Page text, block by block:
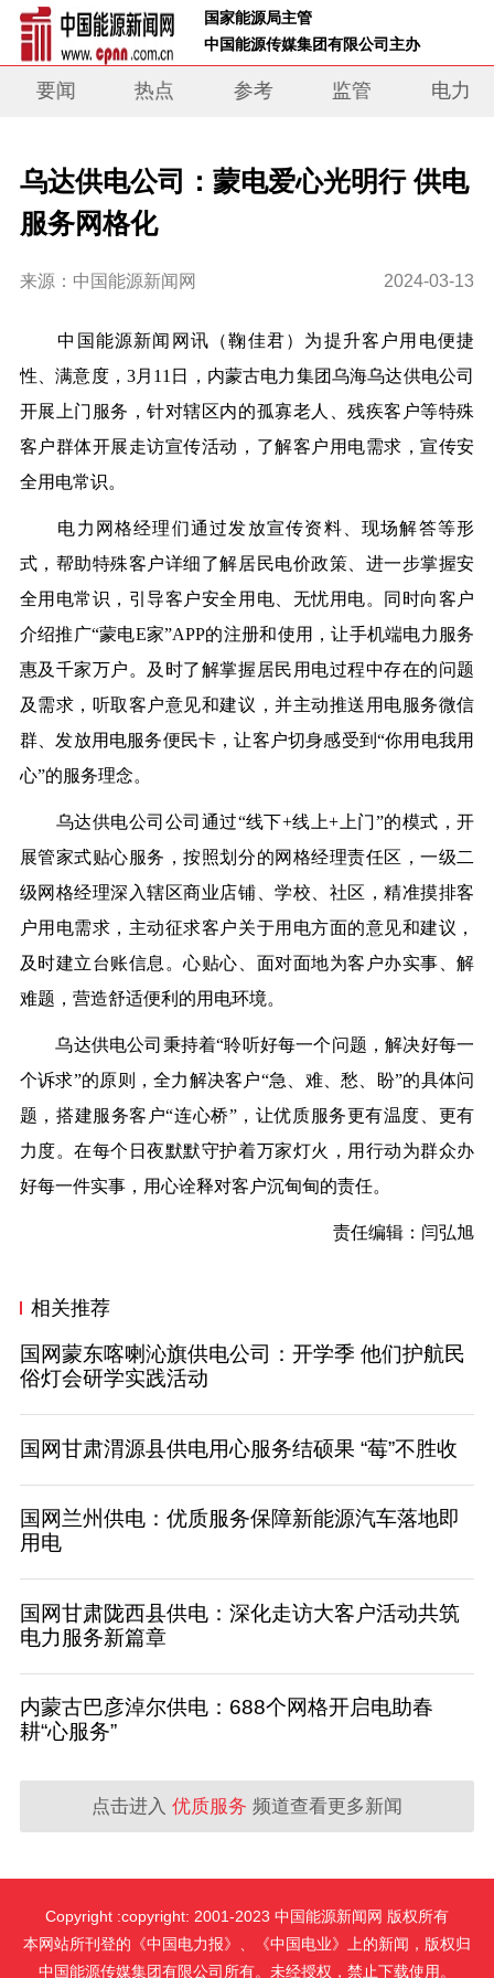
国家能源局主管
中国能源传媒集团有限公司主办
要闻 热点 参考 监管 电力
乌达供电公司：蒙电爱心光明行 供电
服务网格化
来源：中国能源新闻网 2024-03-13
中国能源新闻网讯 （鞠佳君） 为提升客户用电便捷
性、满意度，3月11日，内蒙古电力集团乌海乌达供电公司
开展上门服务，针对辖区内的孤寡老人、残疾客户等特殊
客户群体开展走访宣传活动，了解客户用电需求，宣传安
全用电常识。
电力网格经理们通过发放宣传资料、现场解答等形
式，帮助特殊客户详细了解居民电价政策、进一步掌握安
全用电常识，引导客户安全用电、无忧用电。同时向客户
介绍推广“蒙电E家”APP的注册和使用，让手机端电力服务
惠及千家万户。及时了解掌握居民用电过程中存在的问题
及需求，听取客户意见和建议，并主动推送用电服务微信
群、发放用电服务便民卡，让客户切身感受到“你用电我用
心”的服务理念。
乌达供电公司公司通过“线下+线上+上门”的模式，开
展管家式贴心服务，按照划分的网格经理责任区，一级二
级网格经理深入辖区商业店铺、学校、社区，精准摸排客
户用电需求，主动征求客户关于用电方面的意见和建议，
及时建立台账信息。心贴心、面对面地为客户办实事、解
难题，营造舒适便利的用电环境。
乌达供电公司秉持着“聆听好每一个问题，解决好每一
个诉求”的原则，全力解决客户“急、难、愁、盼”的具体问
题，搭建服务客户“连心桥”，让优质服务更有温度、更有
力度。在每个日夜默默守护着万家灯火，用行动为群众办
好每一件实事，用心诠释对客户沉甸甸的责任。
责任编辑：闫弘旭
相关推荐
国网蒙东喀喇沁旗供电公司：开学季 他们护航民
俗灯会研学实践活动
国网甘肃渭源县供电用心服务结硕果 “莓”不胜收
国网兰州供电：优质服务保障新能源汽车落地即
用电
国网甘肃陇西县供电：深化走访大客户活动共筑
电力服务新篇章
内蒙古巴彦淖尔供电：688个网格开启电助春
耕“心服务”
点击进入 优质服务 频道查看更多新闻
Copyright :copyright: 2001-2023 中国能源新闻网 版权所有
本网站所刊登的《中国电力报》、《中国电业》上的新闻，版权归
中国能源传媒集团有限公司所有。未经授权，禁止下载使用。